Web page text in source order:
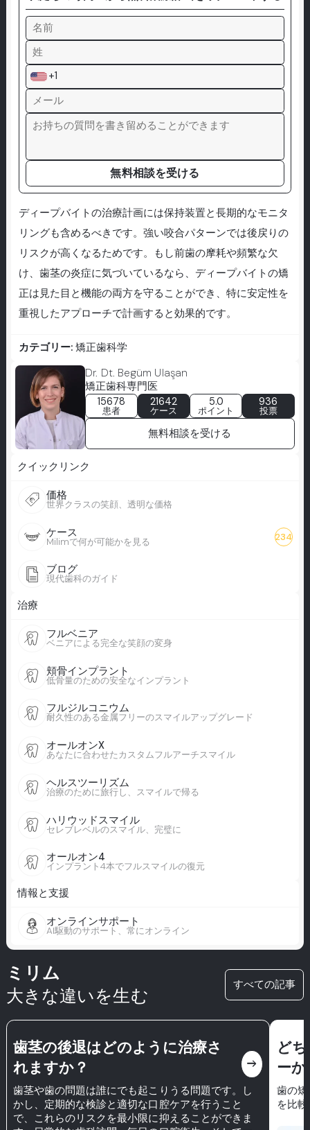
+1
無料相談を受ける
ディープバイトの治療計画には保持装置と長期的なモニタ
リングも含めるべきです。強い咬合パターンでは後戻りの
リスクが高くなるためです。もし前歯の摩耗や頻繁な欠
け、歯茎の炎症に気づいているなら、ディープバイトの矯
正は見た目と機能の両方を守ることができ、特に安定性を
重視したアプローチで計画すると効果的です。
カテゴリー: 矯正歯科学
Dr. Dt. Begüm Ulaşan
矯正歯科専門医
15678
患者
21642
ケース
5.0
ポイント
936
投票
無料相談を受ける
クイックリンク
価格
世界クラスの笑顔、透明な価格
ケース
Milimで何が可能かを見る 234
ブログ
現代歯科のガイド
治療
フルベニア
ベニアによる完全な笑顔の変身
頬骨インプラント
低骨量のための安全なインプラント
フルジルコニウム
耐久性のある金属フリーのスマイルアップグレード
オールオンX
あなたに合わせたカスタムフルアーチスマイル
ヘルスツーリズム
治療のために旅行し、スマイルで帰る
ハリウッドスマイル
セレブレベルのスマイル、完璧に
オールオン4
インプラント4本でフルスマイルの復元
情報と支援
オンラインサポート
AI駆動のサポート、常にオンライン
ミリム
大きな違いを生む
すべての記事
歯茎の後退はどのように治療さ
れますか？
east
歯茎や歯の問題は誰にでも起こりうる問題です。し
かし、定期的な検診と適切な口腔ケアを行うこと
で、これらのリスクを最小限に抑えることができま
ど
ー
歯の
を比